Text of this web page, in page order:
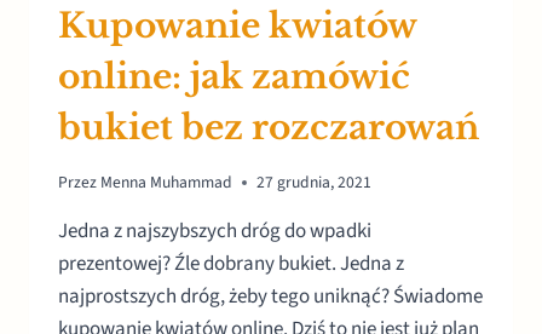
Kupowanie kwiatów
online: jak zamówić
bukiet bez rozczarowań
Przez Menna Muhammad 27 grudnia, 2021
Jedna z najszybszych dróg do wpadki
prezentowej? Źle dobrany bukiet. Jedna z
najprostszych dróg, żeby tego uniknąć? Świadome